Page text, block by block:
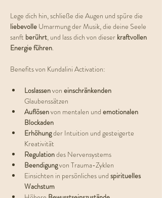
Lege dich hin, schließe die Augen und spüre die
liebevolle Umarmung der Musik, die deine Seele
sanft berührt, und lass dich von dieser kraftvollen
Energie führen.
Benefits von Kundalini Activation:
Loslassen von einschränkenden
Glaubenssätzen
Auflösen von mentalen und emotionalen
Blockaden
Erhöhung der Intuition und gesteigerte
Kreativität
Regulation des Nervensystems
Beendigung von Trauma-Zyklen
Einsichten in persönliches und spirituelles
Wachstum